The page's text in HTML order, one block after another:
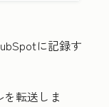
に記録す
転送しま